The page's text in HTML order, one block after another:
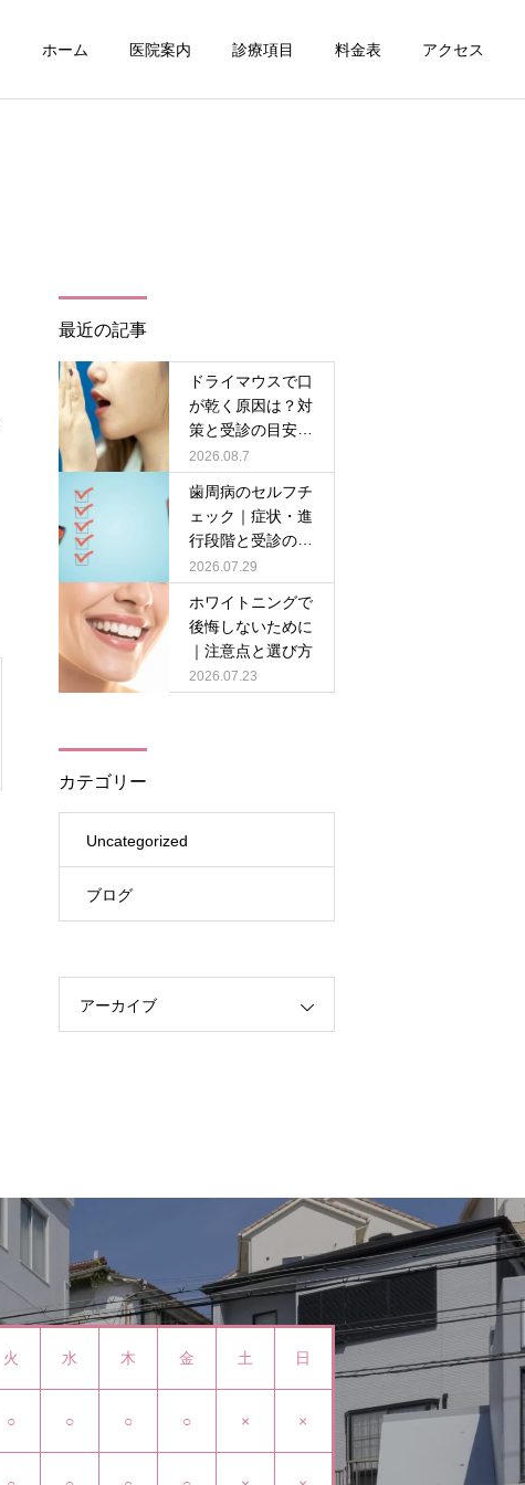
ホーム 医院案内 診療項目 料金表 アクセス
最近の記事
ドライマウスで口
が乾く原因は？対
策と受診の目安を
解説
2026.08.7
歯周病のセルフチ
ェック｜症状・進
行段階と受診の目
安
2026.07.29
ホワイトニングで
後悔しないために
｜注意点と選び方
2026.07.23
カテゴリー
Uncategorized
ブログ
アーカイブ
火 水 木 金 土 日
○ ○ ○ ○ × ×